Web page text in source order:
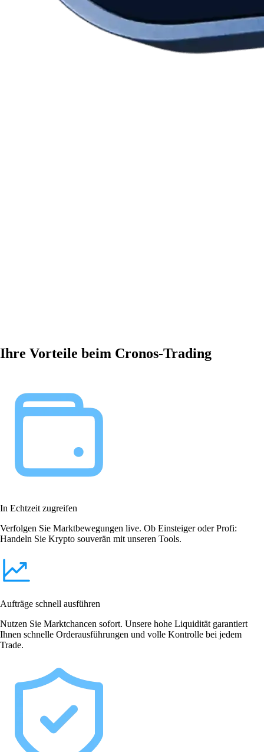
Ihre Vorteile beim Cronos-Trading
In Echtzeit zugreifen
Verfolgen Sie Marktbewegungen live. Ob Einsteiger oder Profi:
Handeln Sie Krypto souverän mit unseren Tools.
Aufträge schnell ausführen
Nutzen Sie Marktchancen sofort. Unsere hohe Liquidität garantiert
Ihnen schnelle Orderausführungen und volle Kontrolle bei jedem
Trade.